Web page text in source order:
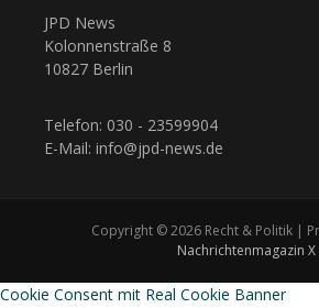
JPD News
Kolonnenstraße 8
10827 Berlin
Telefon: 030 - 23599904
E-Mail: info@jpd-news.de
Copyright © 2026 Recht & Politik |
Nachrichtenmagazin X
Cookie Consent mit Real Cookie Banner